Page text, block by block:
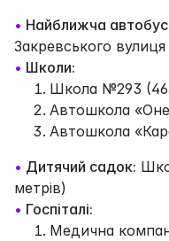
• Найближча
Закревcького вулиця
• Школи:
Школа №293
Автошкола
Автошкола
• Дитячий садок:
метрів)
• Госпіталі:
Медична